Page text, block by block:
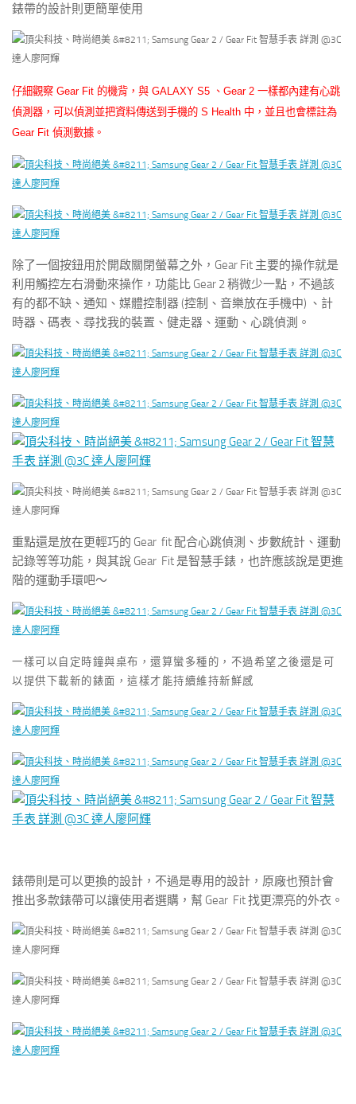
錶帶的設計則更簡單使用
仔細觀察 Gear Fit 的機背，與 GALAXY S5 、 Gear 2 一樣都內建有心跳
偵測器，可以偵測並把資料傳送到手機的 S Health 中，並且也會標註為
Gear Fit 偵測數據。
除了一個按鈕用於開啟關閉螢幕之外，Gear Fit 主要的操作就是
利用觸控左右滑動來操作，功能比 Gear 2 稍微少一點，不過該
有的都不缺、通知、媒體控制器 (控制、音樂放在手機中) 、計
時器、碼表、尋找我的裝置、健走器、運動、心跳偵測。
重點還是放在更輕巧的 Gear fit 配合心跳偵測、步數統計、運動
記錄等等功能，與其說 Gear Fit 是智慧手錶，也許應該說是更進
階的運動手環吧～
一樣可以自定時鐘與桌布，還算蠻多種的，不過希望之後還是可
以提供下載新的錶面，這樣才能持續維持新鮮感
錶帶則是可以更換的設計，不過是專用的設計，原廠也預計會
推出多款錶帶可以讓使用者選購，幫 Gear Fit 找更漂亮的外衣。